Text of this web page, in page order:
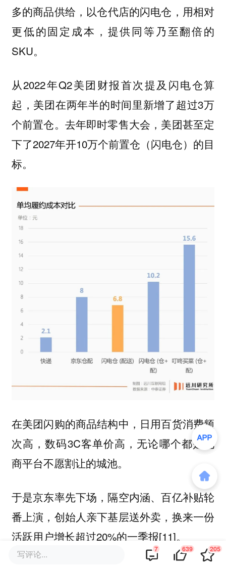
多的商品供给， 以仓代店的闪电仓，用相对
更低的固定成本，提供同等乃至翻倍的
SKU。
从2022年Q2美团财报首次提及闪电仓算
起，美团在两年半的时间里新增了超过3万
个前置仓。去年即时零售大会，美团甚至定
下了2027年开10万个前置仓（闪电仓）的目
标。
在美团闪购的商品结构中，日用百货消费频
次高，数码3C客单价高，无论哪个都是电
商平台不愿割让的城池。
于是京东率先下场，隔空内涵、百亿补贴轮
番上演，创始人亲下基层送外卖，换来一份
活跃用户增长超过20%的一季报[11]。
写评论... 7 639 205